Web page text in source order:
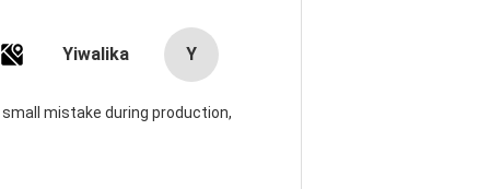
Y
Yiwalika
mistake during production,